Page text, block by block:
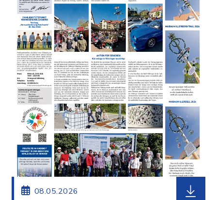
08.05.2026